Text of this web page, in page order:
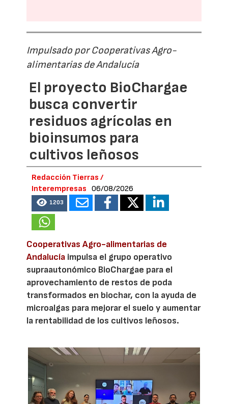
Impulsado por Cooperativas Agro-
alimentarias de Andalucía
El proyecto BioChargae
busca convertir
residuos agrícolas en
bioinsumos para
cultivos leñosos
Redacción Tierras /
Interempresas
06/08/2026
1203
Cooperativas Agro-alimentarias de
Andalucía impulsa el grupo operativo
supraautonómico BioChargae para el
aprovechamiento de restos de poda
transformados en biochar, con la ayuda de
microalgas para mejorar el suelo y aumentar
la rentabilidad de los cultivos leñosos.